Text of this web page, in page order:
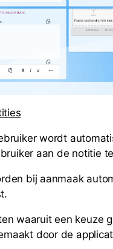
wordt
aan de notitie
bij aanmaak
waaruit een keuze
door de